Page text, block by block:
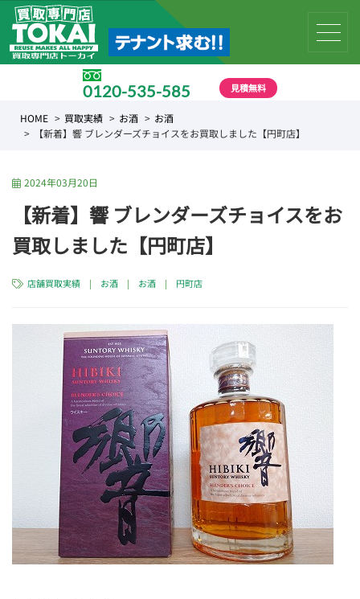
0120-535-585 見積無料
HOME 買取実績 お酒
お酒
【新着】響 ブレンダーズチョイスをお買取しました【円町店】
2024年03月20日
【新着】響 ブレンダーズチョイスをお
買取しました【円町店】
店舗買取実績 | お酒 | お酒 | 円町店